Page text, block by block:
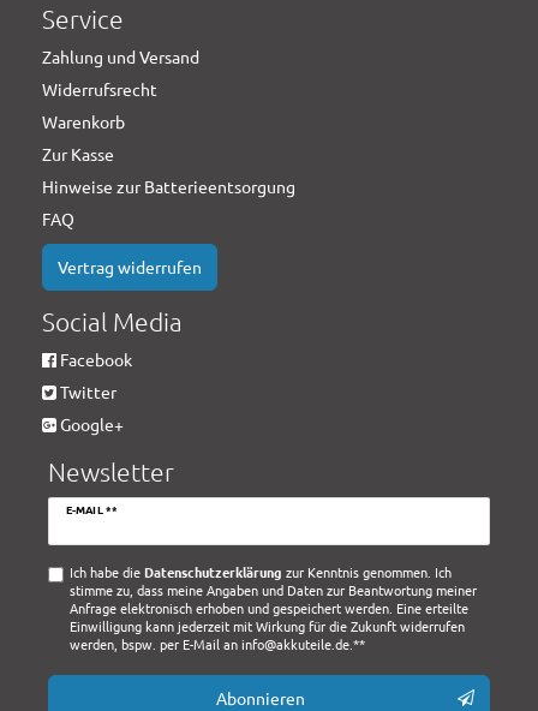
Service
Zahlung und Versand
Widerrufsrecht
Warenkorb
Zur Kasse
Hinweise zur Batterieentsorgung
FAQ
Vertrag widerrufen
Social Media
Facebook
Twitter
Google+
Newsletter
E-MAIL **
Newsletter
Ich habe die Daten­schutz­erklärung zur Kenntnis genommen. Ich
stimme zu, dass meine Angaben und Daten zur Beantwortung meiner
Anfrage elektronisch erhoben und gespeichert werden. Eine erteilte
Einwilligung kann jederzeit mit Wirkung für die Zukunft widerrufen
werden, bspw. per E-Mail an info@akkuteile.de.**
Abonnieren